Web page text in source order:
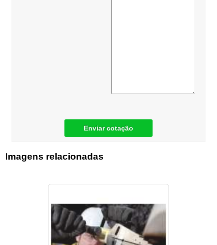
Enviar cotação
Imagens relacionadas